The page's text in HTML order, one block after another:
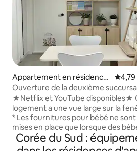
Appartement en résidence
⋅ Deokjin-gu, Jeonju
4,79
Ouverture de la deuxième
Wooyeon (produits pour bébés et
enfants) / renouvellement fin
septembre
★Netflix et YouTube disponibles★ Ce
logement a une vue large sur la
* Les fournitures pour bébé ne sont
mises en place que lorsque des
sont invités. * Nous désinfectons et
désinfectons tous les jours pour les
Corée du Sud :